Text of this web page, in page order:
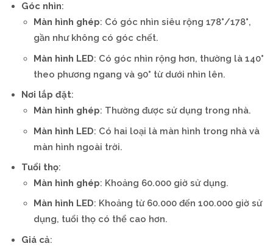
Góc nhìn:
Màn hình ghép: Có góc nhìn siêu rộng 178°/178°,
gần như không có góc chết.
Màn hình LED: Có góc nhìn rộng hơn, thường là 140°
theo phương ngang và 90° từ dưới nhìn lên.
Nơi lắp đặt:
Màn hình ghép: Thường được sử dụng trong nhà.
Màn hình LED: Có hai loại là màn hình trong nhà và
màn hình ngoài trời.
Tuổi thọ:
Màn hình ghép: Khoảng 60.000 giờ sử dụng.
Màn hình LED: Khoảng từ 60.000 đến 100.000 giờ sử
dụng, tuổi thọ có thể cao hơn.
Giá cả: